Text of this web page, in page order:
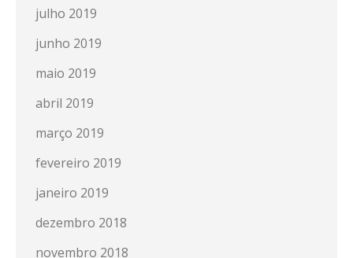
julho 2019
junho 2019
maio 2019
abril 2019
março 2019
fevereiro 2019
janeiro 2019
dezembro 2018
novembro 2018